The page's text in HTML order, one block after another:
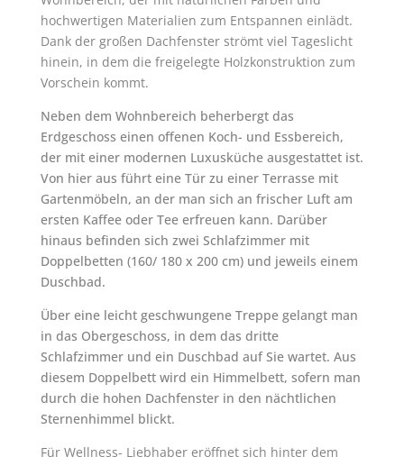
hochwertigen Materialien zum Entspannen einlädt.
Dank der großen Dachfenster strömt viel Tageslicht
hinein, in dem die freigelegte Holzkonstruktion zum
Vorschein kommt.
Neben dem Wohnbereich beherbergt das
Erdgeschoss einen offenen Koch- und Essbereich,
der mit einer modernen Luxusküche ausgestattet ist.
Von hier aus führt eine Tür zu einer Terrasse mit
Gartenmöbeln, an der man sich an frischer Luft am
ersten Kaffee oder Tee erfreuen kann. Darüber
hinaus befinden sich zwei Schlafzimmer mit
Doppelbetten (160/ 180 x 200 cm) und jeweils einem
Duschbad.
Über eine leicht geschwungene Treppe gelangt man
in das Obergeschoss, in dem das dritte
Schlafzimmer und ein Duschbad auf Sie wartet. Aus
diesem Doppelbett wird ein Himmelbett, sofern man
durch die hohen Dachfenster in den nächtlichen
Sternenhimmel blickt.
Für Wellness- Liebhaber eröffnet sich hinter dem